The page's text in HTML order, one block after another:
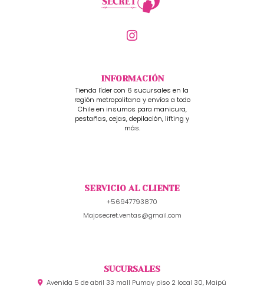
INFORMACIÓN
Tienda líder con 6 sucursales en la
región metropolitana y envíos a todo
Chile en insumos para manicura,
pestañas, cejas, depilación, lifting y
más.
SERVICIO AL CLIENTE
+56947793870
Majosecret.ventas@gmail.com
SUCURSALES
Avenida 5 de abril 33 mall Pumay piso 2 local 30, Maipú